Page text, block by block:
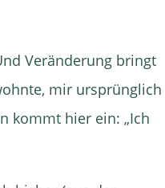
Veränderung bringt
mir ursprünglich
kommt hier ein: „Ich